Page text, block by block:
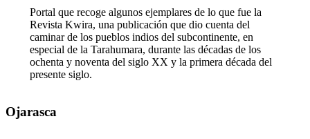
Portal que recoge algunos ejemplares de lo que fue la
Revista Kwira, una publicación que dio cuenta del
caminar de los pueblos indios del subcontinente, en
especial de la Tarahumara, durante las décadas de los
ochenta y noventa del siglo XX y la primera década del
presente siglo.
Ojarasca